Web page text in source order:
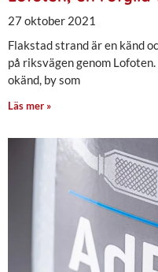
27 oktober 2021
Flakstad strand är en känd
på riksvägen genom
okänd, by som
Läs mer »